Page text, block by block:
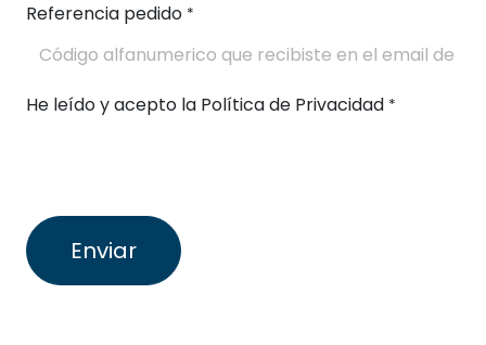
Referencia pedido *
He leído y acepto la Política de Privacidad *
Enviar